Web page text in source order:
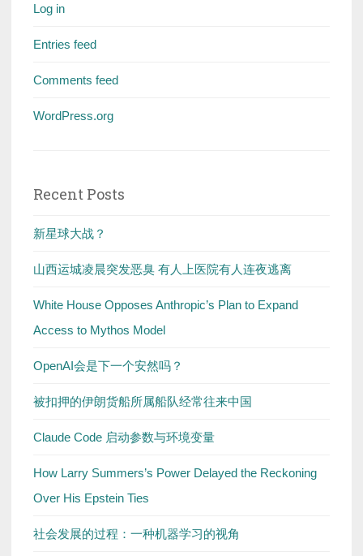
Log in
Entries feed
Comments feed
WordPress.org
Recent Posts
新星球大战？
山西运城凌晨突发恶臭 有人上医院有人连夜逃离
White House Opposes Anthropic’s Plan to Expand
Access to Mythos Model
OpenAI会是下一个安然吗？
被扣押的伊朗货船所属船队经常往来中国
Claude Code 启动参数与环境变量
How Larry Summers’s Power Delayed the Reckoning
Over His Epstein Ties
社会发展的过程：一种机器学习的视角